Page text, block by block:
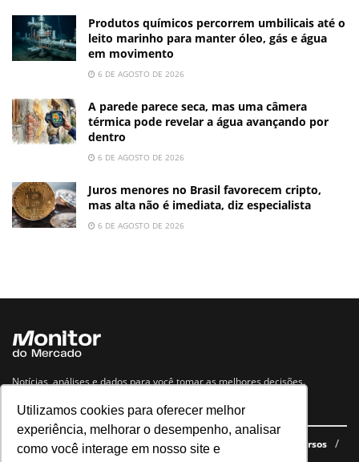
Utilizamos cookies para oferecer melhor
experiência, melhorar o desempenho, analisar
como você interage em nosso site e
Produtos químicos percorrem umbilicais até o
leito marinho para manter óleo, gás e água
em movimento
6 DE AGOSTO DE 2026
A parede parece seca, mas uma câmera
térmica pode revelar a água avançando por
dentro
6 DE AGOSTO DE 2026
Juros menores no Brasil favorecem cripto,
mas alta não é imediata, diz especialista
6 DE AGOSTO DE 2026
Notícias, análises e dados para você tomar as melhores decisões.
Navegue no site
Últimas notícias Quem somos E-books gratuitos
Cursos